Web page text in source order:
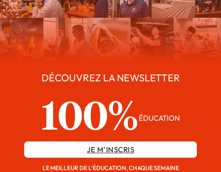
DÉCOUVREZ LA NEWSLETTER
100% ÉDUCATION
JE M'INSCRIS
LE MEILLEUR DE L'ÉDUCATION, CHAQUE SEMAINE